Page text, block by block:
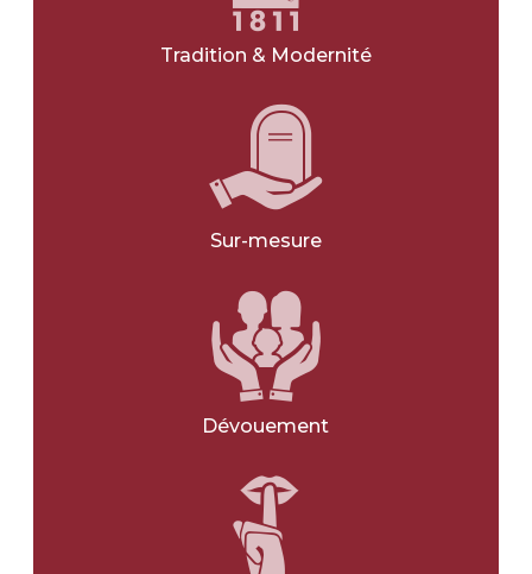
Tradition & Modernité
Sur-mesure
Dévouement